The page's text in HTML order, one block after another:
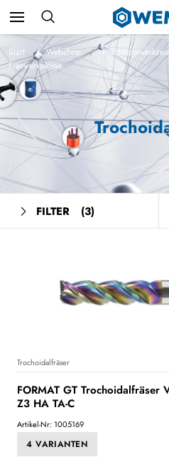
Start Webshop
Fräswerkzeuge
FILTER (3)
Trochoidalfräser
FORMAT GT Trochoidalfräser
Z3 HA TA-C
Artikel-Nr: 1005169
4 VARIANTEN